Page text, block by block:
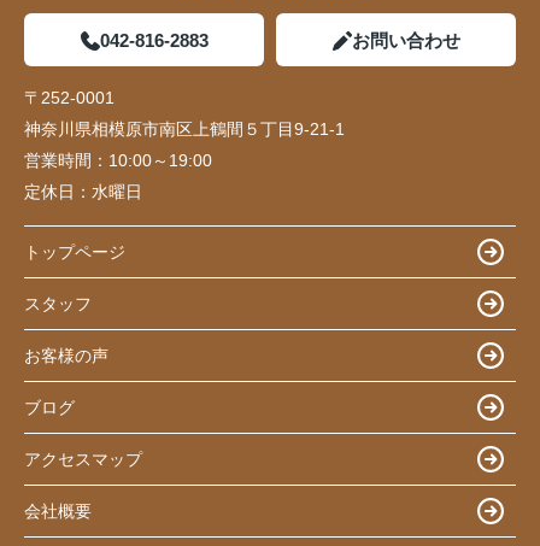
042-816-2883 お問い合わせ
〒252-0001
神奈川県相模原市南区上鶴間５丁目9-21-1
営業時間： 10:00～19:00
定休日： 水曜日
トップページ
スタッフ
お客様の声
ブログ
アクセスマップ
会社概要